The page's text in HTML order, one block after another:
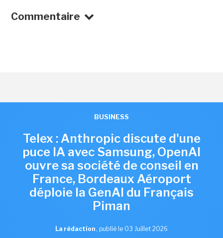
Commentaire
BUSINESS
Telex : Anthropic discute d'une
puce IA avec Samsung, OpenAI
ouvre sa société de conseil en
France, Bordeaux Aéroport
déploie la GenAI du Français
Piman
La rédaction , publié le 03 Juillet 2026